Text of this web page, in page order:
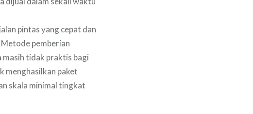
pintas yang cepat dan
pemberian
tidak praktis bagi
menghasilkan paket
skala minimal tingkat